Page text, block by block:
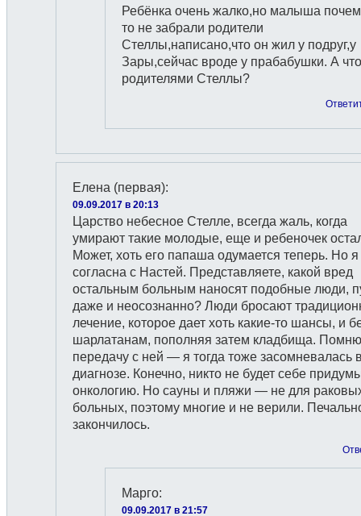
Ребёнка очень жалко,но малыша
то не забрали родители
Стеллы,написано,что он жил у подруг,у
Зары,сейчас вроде у прабабушки. А
родителями Стеллы?
Елена (первая):
09.09.2017 в 20:13
Царство небесное Стелле, всегда жаль, когда
умирают такие молодые, еще и ребеночек
Может, хоть его папаша одумается теперь. Но я
согласна с Настей. Представляете, какой вред
остальным больным наносят подобные люди,
даже и неосознанно? Люди бросают
лечение, которое дает хоть какие-то шансы, и
шарлатанам, пополняя затем кладбища. Помню
передачу с ней — я тогда тоже засомневалась
диагнозе. Конечно, никто не будет себе
онкологию. Но сауны и пляжи — не для
больных, поэтому многие и не верили.
закончилось.
Марго:
09.09.2017 в 21:57